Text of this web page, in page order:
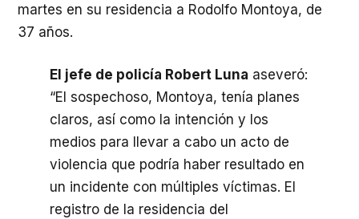
martes en su residencia a Rodolfo Montoya, de
37 años.
El jefe de policía Robert Luna aseveró:
“El sospechoso, Montoya, tenía planes
claros, así como la intención y los
medios para llevar a cabo un acto de
violencia que podría haber resultado en
un incidente con múltiples víctimas. El
registro de la residencia del